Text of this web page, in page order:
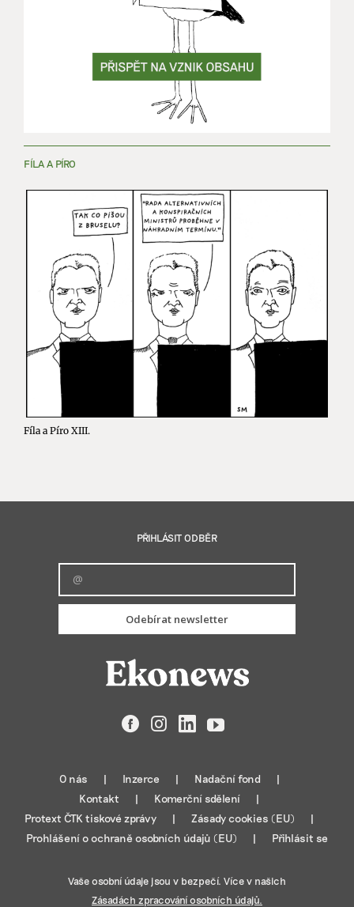
FÍLA A PÍRO
Fíla a Píro XIII.
PŘIHLÁSIT ODBĚR
Odebírat newsletter
FacebookInstagramLinkedIn
YouTube
O nás Inzerce
Nadační fond
Kontakt
Komerční sdělení
Protext ČTK tiskové zprávy
Zásady cookies (EU)
Prohlášení o ochraně osobních údajů (EU)
Přihlásit se
Vaše osobní údaje jsou v bezpečí. Více v našich
Zásadách zpracování osobních údajů.